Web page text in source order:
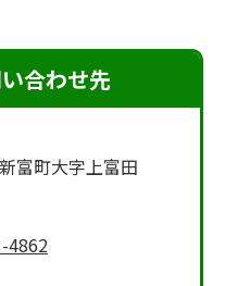
合わせ先
富町大字上富田
4862